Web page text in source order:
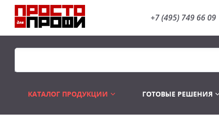
+7 (495) 749 66 09
КАТАЛОГ ПРОДУКЦИИ ГОТОВЫЕ РЕШЕНИЯ